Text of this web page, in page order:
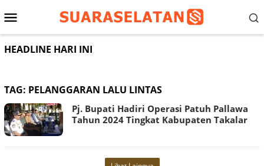
ke
Menu
Mobile
HEADLINE HARI INI
TAG: PELANGGARAN LALU LINTAS
Pj. Bupati Hadiri Operasi Patuh Pallawa
Tahun 2024 Tingkat Kabupaten Takalar